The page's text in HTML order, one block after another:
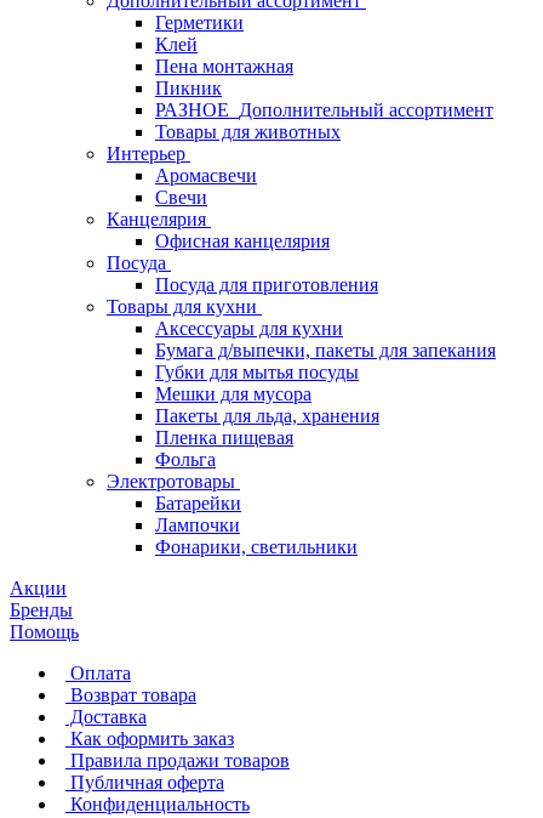
Герметики
Клей
Пена монтажная
Пикник
РАЗНОЕ_Дополнительный ассортимент
Товары для животных
Интерьер
Аромасвечи
Свечи
Канцелярия
Офисная канцелярия
Посуда
Посуда для приготовления
Товары для кухни
Аксессуары для кухни
Бумага д/выпечки, пакеты для запекания
Губки для мытья посуды
Мешки для мусора
Пакеты для льда, хранения
Пленка пищевая
Фольга
Электротовары
Батарейки
Лампочки
Фонарики, светильники
Акции
Бренды
Помощь
Оплата
Возврат товара
Доставка
Как оформить заказ
Правила продажи товаров
Публичная оферта
Конфиденциальность